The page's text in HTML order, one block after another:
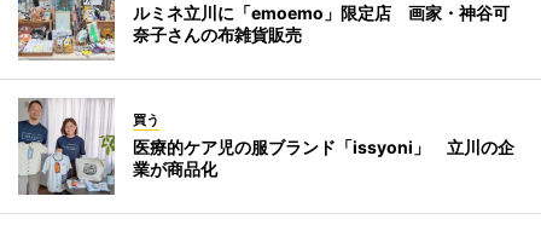
ルミネ立川に「emoemo」限定店 画家・神谷可
奈子さんの布雑貨販売
買う
医療的ケア児の服ブランド「issyoni」 立川の企
業が商品化